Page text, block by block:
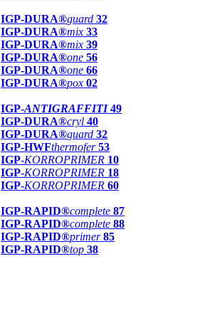
IGP-DURA®guard 32
IGP-DURA®mix 33
IGP-DURA®mix 39
IGP-DURA®one 56
IGP-DURA®one 66
IGP-DURA®pox 02
IGP-ANTIGRAFFITI49
IGP-DURA®cryl 40
IGP-DURA®guard 32
IGP-HWFthermofer 53
IGP-KORROPRIMER 10
IGP-KORROPRIMER 18
IGP-KORROPRIMER 60
IGP-RAPID®complete 87
IGP-RAPID®complete 88
IGP-RAPID®primer 85
IGP-RAPID®top 38